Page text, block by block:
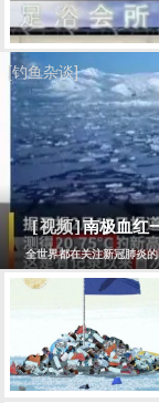
[钓鱼杂谈]
[视频]南极血红
全世界都在关注新冠肺炎